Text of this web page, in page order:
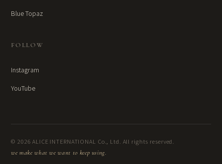
Blue Topaz
FOLLOW
Instagram
YouTube
© 2026 ALICE INTERNATIONAL Co., Ltd. All rights reserved.
we make what we want to keep using.